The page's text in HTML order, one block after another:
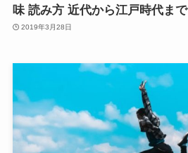
味 読み方 近代から江戸時代まで
2019年3月28日